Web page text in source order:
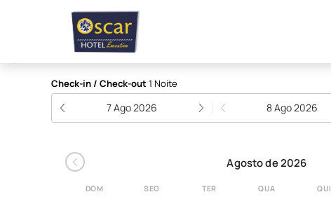
Oscar Hotel Executive
Check-in / Check-out 1 Noite
7 Ago 2026 8 Ago 2026
‹ Agosto de 2026
DOM SEG TER QUA QUI